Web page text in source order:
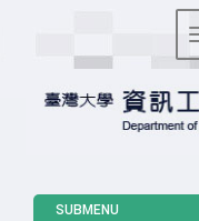
SUBMENU